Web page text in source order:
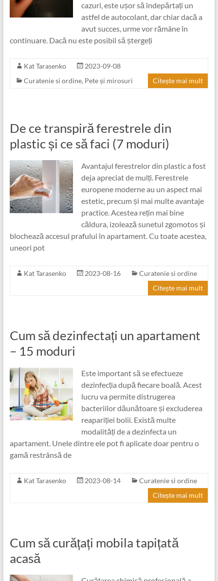
cazuri, este ușor să îndepărtați un
astfel de autocolant, dar chiar dacă a
avut succes, urme vor rămâne în
continuare. Dacă nu este posibil să ștergeți
Kat Tarasenko
2023-09-08
Curatenie si ordine, Pete și mirosuri Citește mai mult
De ce transpiră ferestrele din
plastic și ce să faci (7 moduri)
Avantajul ferestrelor din plastic a fost
deja apreciat de mulți. Ferestrele
europene moderne au un aspect mai
estetic, precum și mai multe avantaje
practice. Acestea rețin mai bine
căldura, izolează sunetul zgomotos și
blochează accesul prafului în apartament. Cu toate acestea,
uneori pot
Kat Tarasenko 2023-08-16
Curatenie si ordine
Citește mai mult
Cum să dezinfectați un apartament
– 15 moduri
Este important să se efectueze
dezinfecția după fiecare boală. Acest
lucru va permite distrugerea
bacteriilor dăunătoare și excluderea
reapariției bolii. Există multe
modalități de a dezinfecta un
apartament. Unele dintre ele pot fi aplicate doar pentru o
gamă restrânsă de
Kat Tarasenko 2023-08-14
Curatenie si ordine
Citește mai mult
Cum să curățați mobila tapițată
acasă